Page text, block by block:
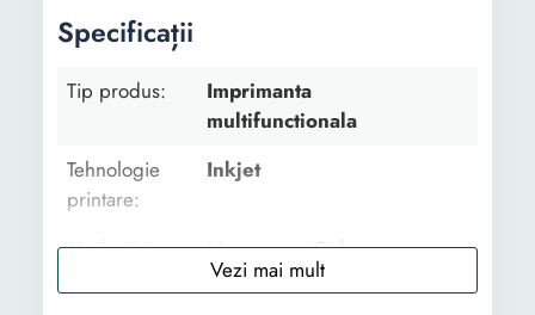
Specificații
Tip produs:
Imprimanta
multifunctionala
Tehnologie
printare:
Inkjet
Mod printare:
Monocrom Color
Utilizare:
Home & office